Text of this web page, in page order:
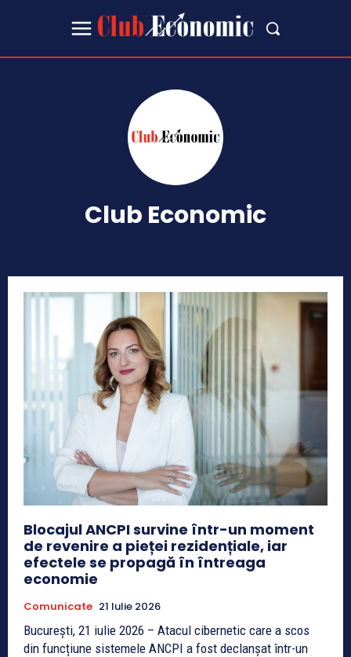
Club Economic
Blocajul ANCPI survine într-un moment
de revenire a pieței rezidențiale, iar
efectele se propagă în întreaga
economie
Comunicate 21 Iulie 2026
București, 21 iulie 2026 – Atacul cibernetic care a scos
din funcțiune sistemele ANCPI a fost declanșat într-un